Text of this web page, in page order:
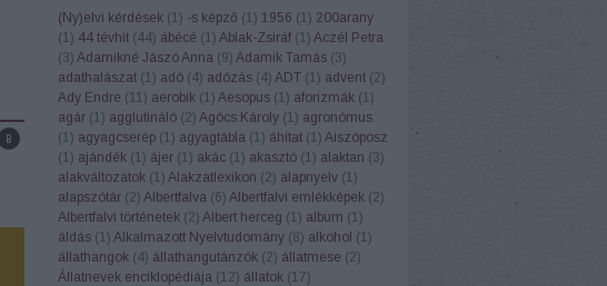
(Ny)elvi kérdések (1) -s képző (1) 1956 (1) 200arany
(1) 44 tévhit (44) ábécé (1) Ablak-Zsiráf (1) Aczél Petra
(3) Adamikné Jászó Anna (9) Adamik Tamás (3)
adathalászat (1) adó (4) adózás (4) ADT (1) advent (2)
Ady Endre (11) aerobik (1) Aesopus (1) aforizmák (1)
agár (1) agglutináló (2) Agócs Károly (1) agronómus
(1) agyagcserép (1) agyagtábla (1) áhítat (1) Aiszóposz
(1) ajándék (1) ájer (1) akác (1) akasztó (1) alaktan (3)
alakváltozatok (1) Alakzatlexikon (2) alapnyelv (1)
alapszótár (2) Albertfalva (6) Albertfalvi emlékképek (2)
Albertfalvi történetek (2) Albert herceg (1) album (1)
áldás (1) Alkalmazott Nyelvtudomány (8) alkohol (1)
állathangok (4) állathangutánzók (2) állatmese (2)
Állatnevek enciklopédiája (12) állatok (17)